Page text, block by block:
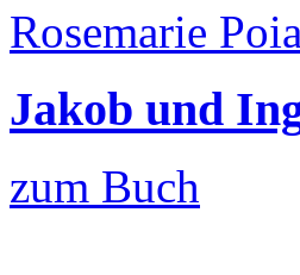
Rosemarie
Jakob und
zum Buch